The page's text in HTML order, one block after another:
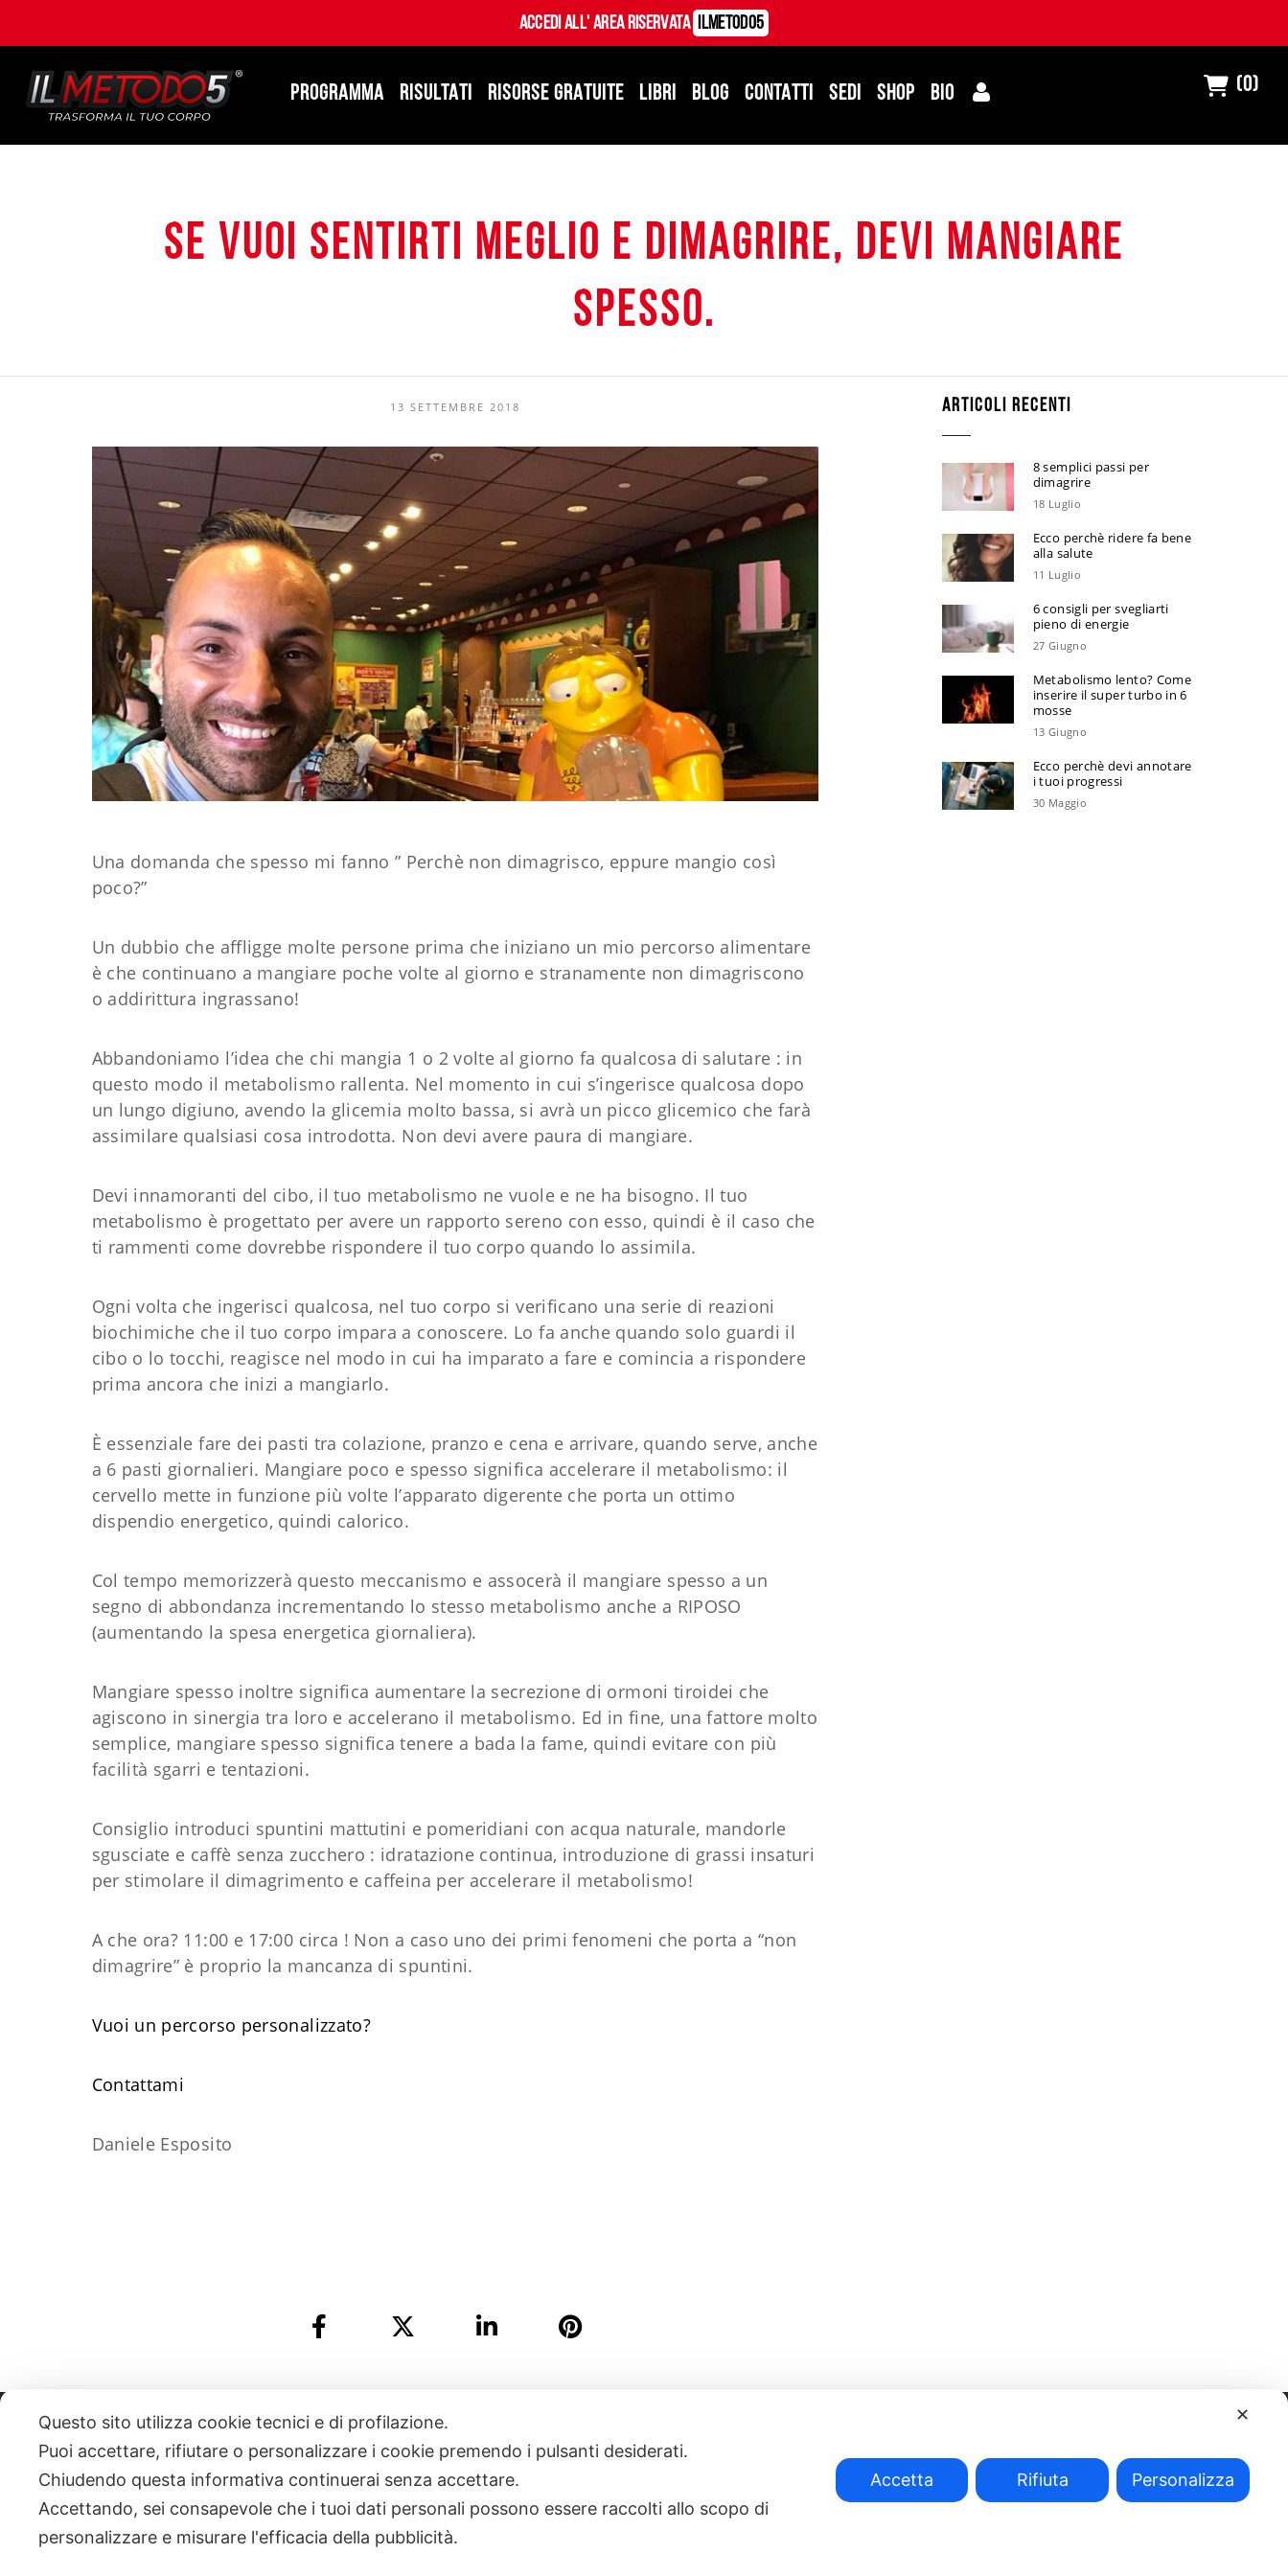
Accedi all' Area Riservata ILMetodo5
PROGRAMMA RISULTATI RISORSE GRATUITE LIBRI BLOG CONTATTI SEDI SHOP BIO (0)
Se vuoi sentirti meglio e dimagrire, devi mangiare
spesso.
13 SETTEMBRE 2018
Una domanda che spesso mi fanno ” Perchè non dimagrisco, eppure mangio così
poco?”
Un dubbio che affligge molte persone prima che iniziano un mio percorso alimentare
è che continuano a mangiare poche volte al giorno e stranamente non dimagriscono
o addirittura ingrassano!
Abbandoniamo l’idea che chi mangia 1 o 2 volte al giorno fa qualcosa di salutare : in
questo modo il metabolismo rallenta. Nel momento in cui s’ingerisce qualcosa dopo
un lungo digiuno, avendo la glicemia molto bassa, si avrà un picco glicemico che farà
assimilare qualsiasi cosa introdotta. Non devi avere paura di mangiare.
Devi innamoranti del cibo, il tuo metabolismo ne vuole e ne ha bisogno. Il tuo
metabolismo è progettato per avere un rapporto sereno con esso, quindi è il caso che
ti rammenti come dovrebbe rispondere il tuo corpo quando lo assimila.
Ogni volta che ingerisci qualcosa, nel tuo corpo si verificano una serie di reazioni
biochimiche che il tuo corpo impara a conoscere. Lo fa anche quando solo guardi il
cibo o lo tocchi, reagisce nel modo in cui ha imparato a fare e comincia a rispondere
prima ancora che inizi a mangiarlo.
È essenziale fare dei pasti tra colazione, pranzo e cena e arrivare, quando serve, anche
a 6 pasti giornalieri. Mangiare poco e spesso significa accelerare il metabolismo: il
cervello mette in funzione più volte l’apparato digerente che porta un ottimo
dispendio energetico, quindi calorico.
Col tempo memorizzerà questo meccanismo e assocerà il mangiare spesso a un
segno di abbondanza incrementando lo stesso metabolismo anche a RIPOSO
(aumentando la spesa energetica giornaliera).
Mangiare spesso inoltre significa aumentare la secrezione di ormoni tiroidei che
agiscono in sinergia tra loro e accelerano il metabolismo. Ed in fine, una fattore molto
semplice, mangiare spesso significa tenere a bada la fame, quindi evitare con più
facilità sgarri e tentazioni.
Consiglio introduci spuntini mattutini e pomeridiani con acqua naturale, mandorle
sgusciate e caffè senza zucchero : idratazione continua, introduzione di grassi insaturi
per stimolare il dimagrimento e caffeina per accelerare il metabolismo!
A che ora? 11:00 e 17:00 circa ! Non a caso uno dei primi fenomeni che porta a “non
dimagrire” è proprio la mancanza di spuntini.
Vuoi un percorso personalizzato?
​Contattami
Daniele Esposito
ARTICOLI RECENTI
8 semplici passi per
dimagrire
18 Luglio
Ecco perchè ridere fa bene
alla salute
11 Luglio
6 consigli per svegliarti
pieno di energie
27 Giugno
Metabolismo lento? Come
inserire il super turbo in 6
mosse
13 Giugno
Ecco perchè devi annotare
i tuoi progressi
30 Maggio
| NEWSLETTER
| PRIVACY POLICY
✕
Questo sito utilizza cookie tecnici e di profilazione.
Puoi accettare, rifiutare o personalizzare i cookie premendo i pulsanti desiderati.
Chiudendo questa informativa continuerai senza accettare.
Accettando, sei consapevole che i tuoi dati personali possono essere raccolti allo scopo di
personalizzare e misurare l'efficacia della pubblicità.
Accetta Rifiuta Personalizza